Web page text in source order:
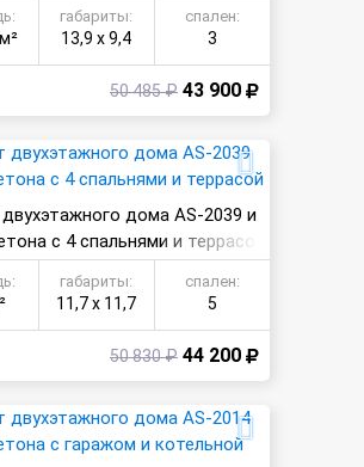
габариты:
13,9 х 9,4
спален:
3
50 485 ₽ 43 900
дома AS-2039 и
с 4 спальнями и террасо
габариты:
11,7 х 11,7
спален:
5
50 830 ₽ 44 200